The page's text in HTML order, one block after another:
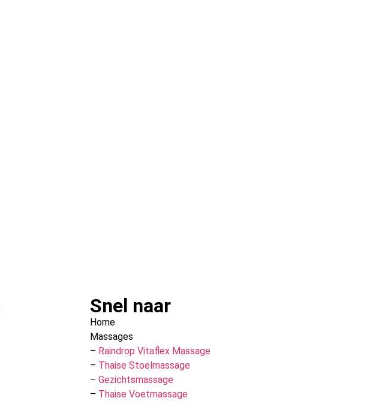
Snel naar
Home
Massages
– Raindrop Vitaflex Massage
– Thaise Stoelmassage
– Gezichtsmassage
– Thaise Voetmassage